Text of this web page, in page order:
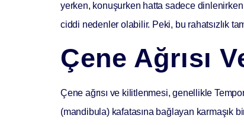
yerken, konuşurken hatta sadece
ciddi nedenler olabilir. Peki, bu rahatsızlık
Çene Ağrısı
Çene ağrısı ve kilitlenmesi, genellikle
(mandibula) kafatasına bağlayan karmaşık